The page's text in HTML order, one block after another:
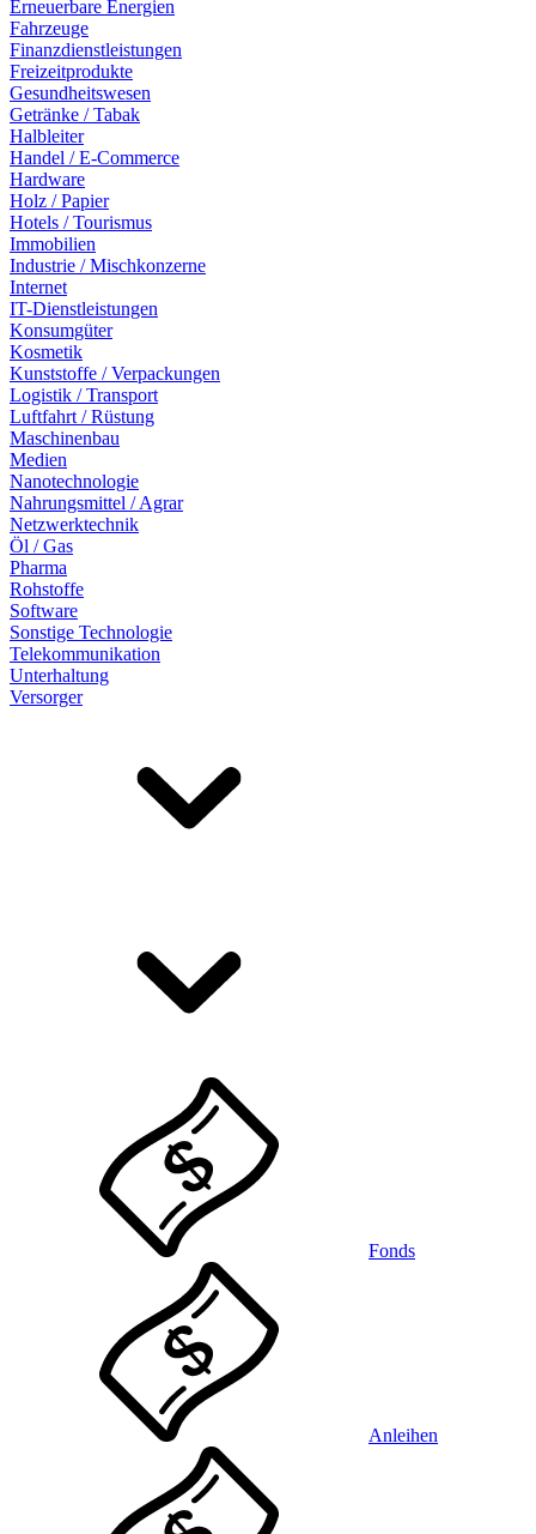
Erneuerbare Energien
Fahrzeuge
Finanzdienstleistungen
Freizeitprodukte
Gesundheitswesen
Getränke / Tabak
Halbleiter
Handel / E-Commerce
Hardware
Holz / Papier
Hotels / Tourismus
Immobilien
Industrie / Mischkonzerne
Internet
IT-Dienstleistungen
Konsumgüter
Kosmetik
Kunststoffe / Verpackungen
Logistik / Transport
Luftfahrt / Rüstung
Maschinenbau
Medien
Nanotechnologie
Nahrungsmittel / Agrar
Netzwerktechnik
Öl / Gas
Pharma
Rohstoffe
Software
Sonstige Technologie
Telekommunikation
Unterhaltung
Versorger
Fonds
Anleihen